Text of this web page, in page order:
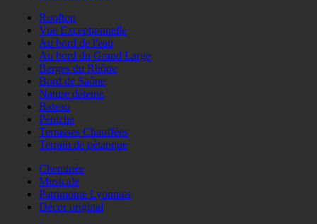
Rooftop
Vue Exceptionnelle
Au bord de l'eau
Au bord du Grand Large
Berges du Rhône
Bord de Saône
Nature détente
Bateau
Péniche
Terrasses Chauffées
Terrain de pétanque
Cheminée
Musicale
Patrimoine Lyonnais
Décor original